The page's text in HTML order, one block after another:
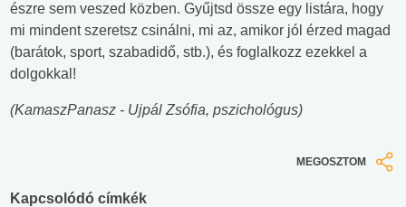
észre sem veszed közben. Gyűjtsd össze egy listára, hogy
mi mindent szeretsz csinálni, mi az, amikor jól érzed magad
(barátok, sport, szabadidő, stb.), és foglalkozz ezekkel a
dolgokkal!
(KamaszPanasz - Ujpál Zsófia, pszichológus)
MEGOSZTOM
Kapcsolódó címkék